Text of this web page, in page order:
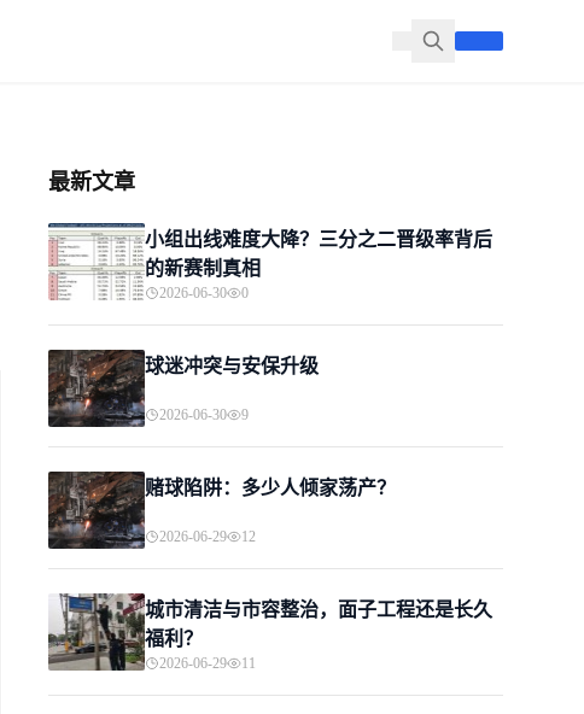
最新文章
小组出线难度大降？三分之二晋级率背后
的新赛制真相
2026-06-30 0
球迷冲突与安保升级
2026-06-30 9
赌球陷阱：多少人倾家荡产？
2026-06-29 12
城市清洁与市容整治，面子工程还是长久
福利？
2026-06-29 11